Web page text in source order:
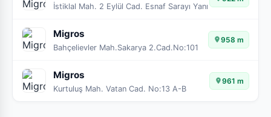
İstiklal Mah. 2 Eylül Cad. Esnaf Sarayı Yanı
Migros
Bahçelievler Mah.Sakarya 2.Cad.No:101
958 m
Migros
Kurtuluş Mah. Vatan Cad. No:13 A-B
961 m